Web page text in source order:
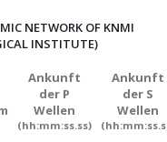
NETWORK OF KNMI
INSTITUTE)
Ankunft
der P
Wellen
(hh:mm:ss.ss)
Ankunft
der S
Wellen